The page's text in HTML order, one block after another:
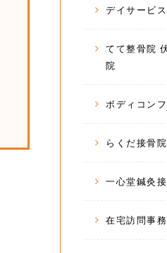
デイサービ
てて整骨院
院
ボディコン
らくだ接骨院
一心堂鍼灸
在宅訪問事